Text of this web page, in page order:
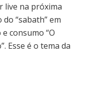
live na próxima
“sabath” em
consumo “O
Esse é o tema da